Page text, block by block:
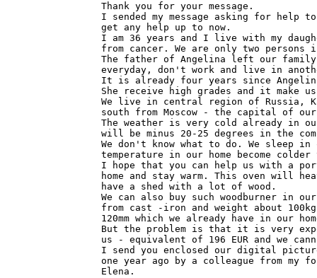
Thank you for your message.
I sended my message asking for help
get any help up to now.
I am 36 years and I live with my
from cancer. We are only two
The father of Angelina left our
everyday, don't work and live in
It is already four years since
She receive high grades and it make
We live in central region of Russia,
south from Moscow - the capital of
The weather is very cold already in
will be minus 20-25 degrees in the
We don't know what to do. We sleep
temperature in our home become
I hope that you can help us with a
home and stay warm. This oven will
have a shed with a lot of wood.
We can also buy such woodburner in
from cast -iron and weight about
120mm which we already have in our
But the problem is that it is very
us - equivalent of 196 EUR and we
I send you enclosed our digital
one year ago by a colleague from my
Elena.